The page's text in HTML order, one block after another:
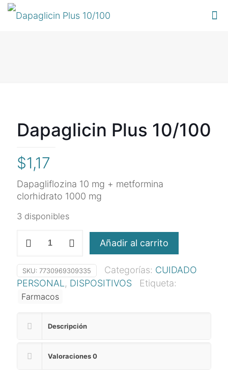
Dapaglicin Plus 10/100
$1,17
Dapagliflozina 10 mg + metformina
clorhidrato 1000 mg
3 disponibles
Plus
cantidad
Añadir al carrito
SKU: 7730969309335 Categorías: CUIDADO
PERSONAL , DISPOSITIVOS Etiqueta:
Farmacos
Descripción
Valoraciones0